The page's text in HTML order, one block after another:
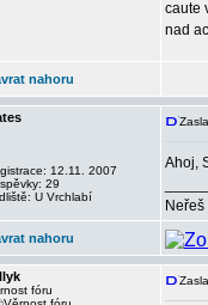
caute
nad
nahoru
12.11. 2007
29
U Vrchlabí
Ahoj,
nahoru
fóru